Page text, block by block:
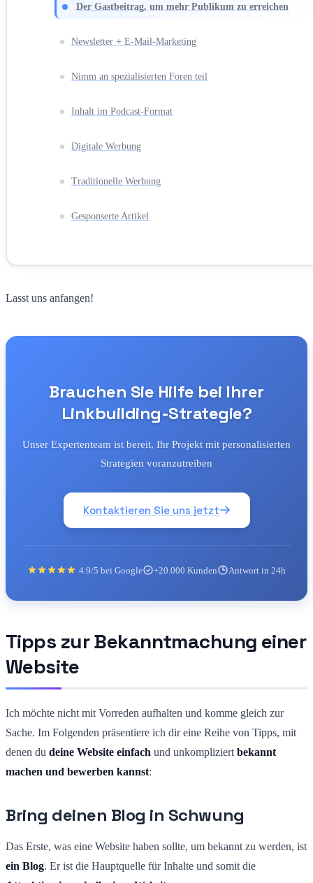
Der Gastbeitrag, um mehr Publikum zu erreichen
Newsletter + E-Mail-Marketing
Nimm an spezialisierten Foren teil
Inhalt im Podcast-Format
Digitale Werbung
Traditionelle Werbung
Gesponserte Artikel
Lasst uns anfangen!
Brauchen Sie Hilfe bei Ihrer
Linkbuilding-Strategie?
Unser Expertenteam ist bereit, Ihr Projekt mit personalisierten
Strategien voranzutreiben
Kontaktieren Sie uns jetzt
4.9/5 bei Google +20.000 Kunden Antwort in 24h
Tipps zur Bekanntmachung einer
Website
Ich möchte nicht mit Vorreden aufhalten und komme gleich zur
Sache. Im Folgenden präsentiere ich dir eine Reihe von Tipps, mit
denen du deine Website einfach und unkompliziert bekannt
machen und bewerben kannst:
Bring deinen Blog in Schwung
Das Erste, was eine Website haben sollte, um bekannt zu werden, ist
ein Blog. Er ist die Hauptquelle für Inhalte und somit die